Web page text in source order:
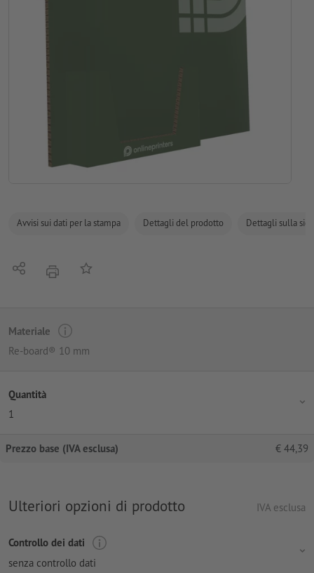
Avvisi sui dati per la stampa Dettagli del prodotto Dettagli sulla
Condividistamparealla lista preferiti
Materiale
Re-board® 10 mm
Quantità
1
Prezzo base (IVA esclusa) € 44,39
Ulteriori opzioni di prodotto IVA esclusa
Controllo dei dati
senza controllo dati